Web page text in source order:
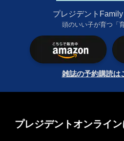
プレジデント
頭のいい子が育つ「
雑誌の予約購読は
プレジデントオンライ